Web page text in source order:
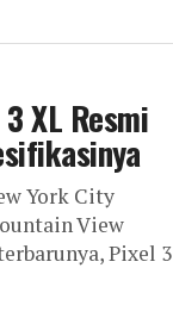
XL Resmi
York City
View
Pixel 3